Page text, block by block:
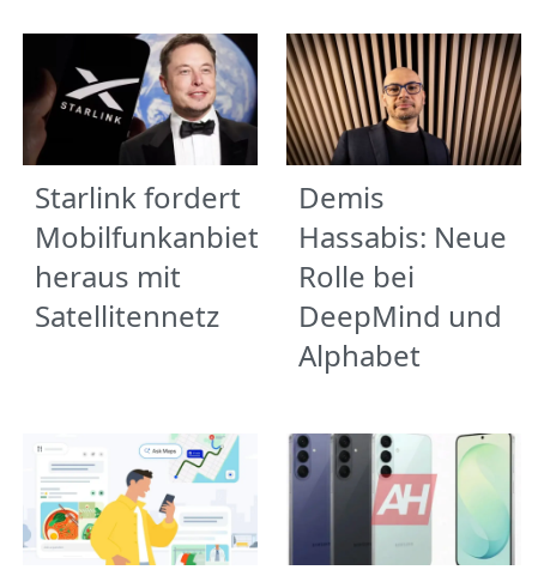
Starlink fordert
Mobilfunkanbieter
heraus mit
Satellitennetz
Demis
Hassabis: Neue
Rolle bei
DeepMind und
Alphabet